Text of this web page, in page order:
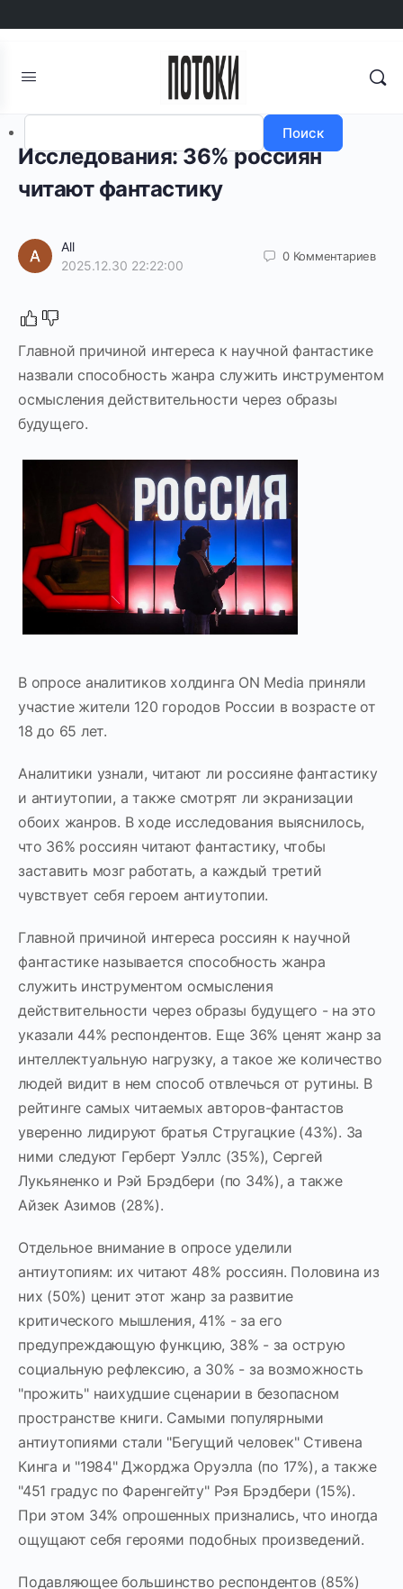
Регистрация
Поиск
Исследования: 36% россиян
читают фантастику
All
2025.12.30 22:22:00
0 Комментариев
Главной причиной интереса к научной фантастике
назвали способность жанра служить инструментом
осмысления действительности через образы
будущего.
В опросе аналитиков холдинга ON Media приняли
участие жители 120 городов России в возрасте от
18 до 65 лет.
Аналитики узнали, читают ли россияне фантастику
и антиутопии, а также смотрят ли экранизации
обоих жанров. В ходе исследования выяснилось,
что 36% россиян читают фантастику, чтобы
заставить мозг работать, а каждый третий
чувствует себя героем антиутопии.
Главной причиной интереса россиян к научной
фантастике называется способность жанра
служить инструментом осмысления
действительности через образы будущего - на это
указали 44% респондентов. Еще 36% ценят жанр за
интеллектуальную нагрузку, а такое же количество
людей видит в нем способ отвлечься от рутины. В
рейтинге самых читаемых авторов-фантастов
уверенно лидируют братья Стругацкие (43%). За
ними следуют Герберт Уэллс (35%), Сергей
Лукьяненко и Рэй Брэдбери (по 34%), а также
Айзек Азимов (28%).
Отдельное внимание в опросе уделили
антиутопиям: их читают 48% россиян. Половина из
них (50%) ценит этот жанр за развитие
критического мышления, 41% - за его
предупреждающую функцию, 38% - за острую
социальную рефлексию, а 30% - за возможность
"прожить" наихудшие сценарии в безопасном
пространстве книги. Самыми популярными
антиутопиями стали "Бегущий человек" Стивена
Кинга и "1984" Джорджа Оруэлла (по 17%), а также
"451 градус по Фаренгейту" Рэя Брэдбери (15%).
При этом 34% опрошенных признались, что иногда
ощущают себя героями подобных произведений.
Подавляющее большинство респондентов (85%)